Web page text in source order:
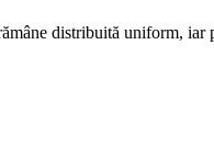
distribuită uniform, iar